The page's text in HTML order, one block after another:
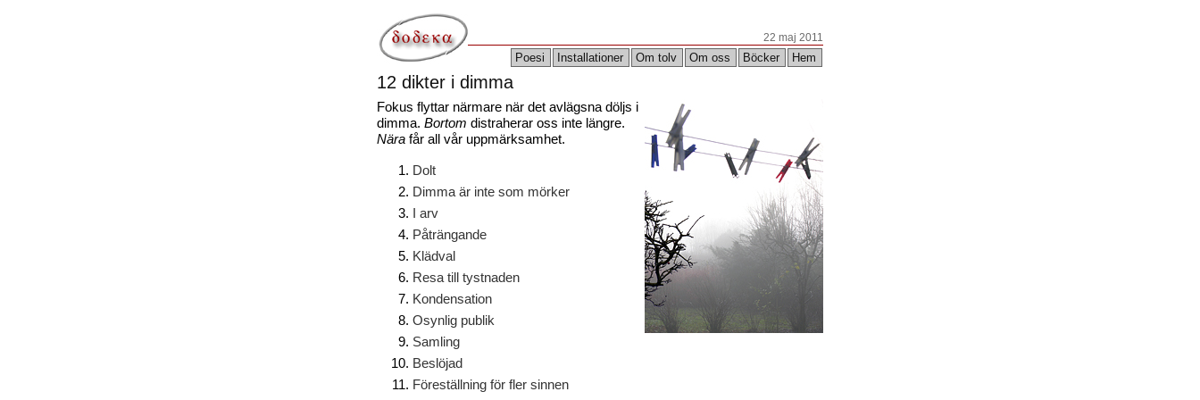
22 maj 2011
Poesi Installationer Om tolv Om oss Böcker Hem
12 dikter i dimma
Fokus flyttar närmare när det avlägsna döljs i
dimma. Bortom distraherar oss inte längre.
Nära får all vår uppmärksamhet.
Dolt
Dimma är inte som mörker
I arv
Påträngande
Klädval
Resa till tystnaden
Kondensation
Osynlig publik
Samling
Beslöjad
Föreställning för fler sinnen